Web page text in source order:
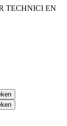
TECHNICI EN